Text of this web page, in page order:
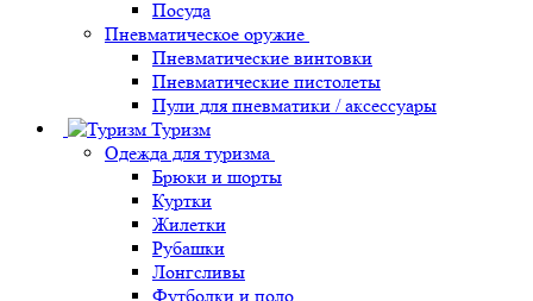
Посуда
Пневматическое оружие
Пневматические винтовки
Пневматические пистолеты
Пули для пневматики / аксессуары
Туризм
Одежда для туризма
Брюки и шорты
Куртки
Жилетки
Рубашки
Лонгсливы
Футболки и поло